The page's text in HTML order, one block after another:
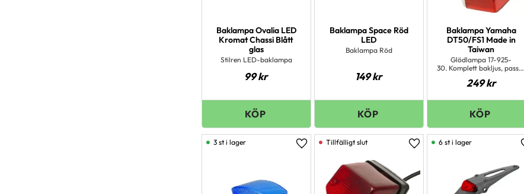
Baklampa Ovalia LED
Kromat Chassi Blått
glas
Stilren LED-baklampa
99kr
Baklampa Space Röd
LED
Baklampa Röd
149kr
Baklampa Yamaha
DT50/FS1 Made in
Taiwan
Glödlampa 17-925-
30. Komplett bakljus, passar
modeller upp till 1987.
249kr
Lägg till i favoriter
3 st i lager
Lägg till i favoriter
6 st i lager